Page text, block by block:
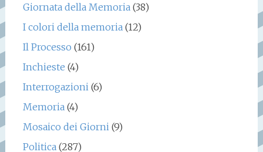
Giornata della Memoria(38)
I colori della memoria(12)
Il Processo (161)
Inchieste (4)
Interrogazioni(6)
Memoria(4)
Mosaico dei Giorni(9)
Politica(287)